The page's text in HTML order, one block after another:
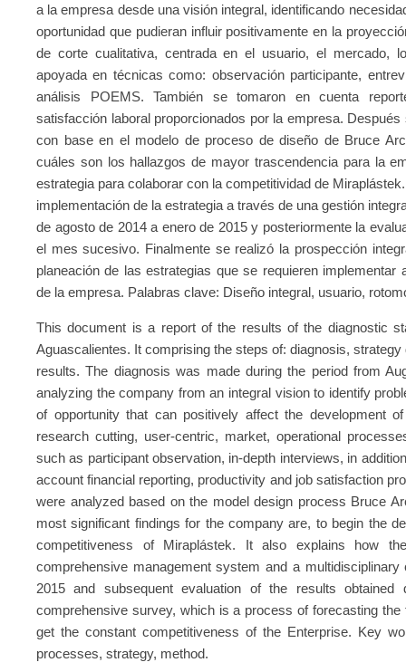
a la empresa desde una visión integral, identificando
oportunidad que pudieran influir positivamente en la
de corte cualitativa, centrada en el usuario, el mercado,
apoyada en técnicas como: observación participante,
análisis POEMS. También se tomaron en cuenta
satisfacción laboral proporcionados por la empresa.
con base en el modelo de proceso de diseño de Bruce
cuáles son los hallazgos de mayor trascendencia para la
estrategia para colaborar con la competitividad de
implementación de la estrategia a través de una gestión
de agosto de 2014 a enero de 2015 y posteriormente la
el mes sucesivo. Finalmente se realizó la prospección
planeación de las estrategias que se requieren implementar
de la empresa. Palabras clave: Diseño integral, usuario,
This document is a report of the results of the diagnostic
Aguascalientes. It comprising the steps of: diagnosis,
results. The diagnosis was made during the period from
analyzing the company from an integral vision to identify
of opportunity that can positively affect the development
research cutting, user-centric, market, operational
such as participant observation, in-depth interviews, in
account financial reporting, productivity and job satisfaction
were analyzed based on the model design process Bruce
most significant findings for the company are, to begin the
competitiveness of Miraplástek. It also explains how
comprehensive management system and a
2015 and subsequent evaluation of the results
comprehensive survey, which is a process of forecasting the
get the constant competitiveness of the Enterprise. Key
processes, strategy, method.